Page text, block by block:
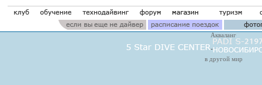
Акваланг
в другой мир